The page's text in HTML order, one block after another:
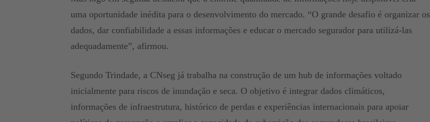
uma oportunidade inédita para o desenvolvimento do mercado. “O grande desafio é organizar os
dados, dar confiabilidade a essas informações e educar o mercado segurador para utilizá-las
adequadamente”, afirmou.
Segundo Trindade, a CNseg já trabalha na construção de um hub de informações voltado
inicialmente para riscos de inundação e seca. O objetivo é integrar dados climáticos,
informações de infraestrutura, histórico de perdas e experiências internacionais para apoiar